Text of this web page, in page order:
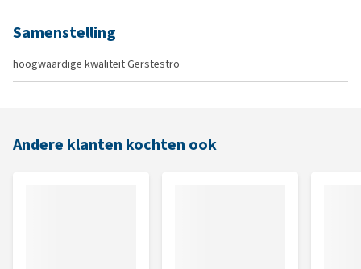
Samenstelling
hoogwaardige kwaliteit Gerstestro
Andere klanten kochten ook